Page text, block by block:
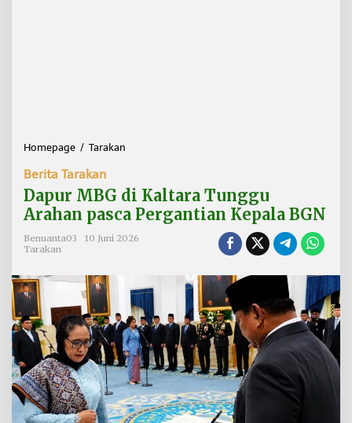
Homepage / Tarakan
u
r
M
K
a
l
t
a
r
a
T
u
n
Berita Tarakan
Dapur MBG di Kaltara Tunggu
Arahan pasca Pergantian Kepala BGN
Benuanta03
10 Juni 2026
Tarakan